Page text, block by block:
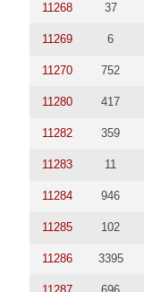
11268 37
11269 6
11270 752
11280 417
11282 359
11283 11
11284 946
11285 102
11286 3395